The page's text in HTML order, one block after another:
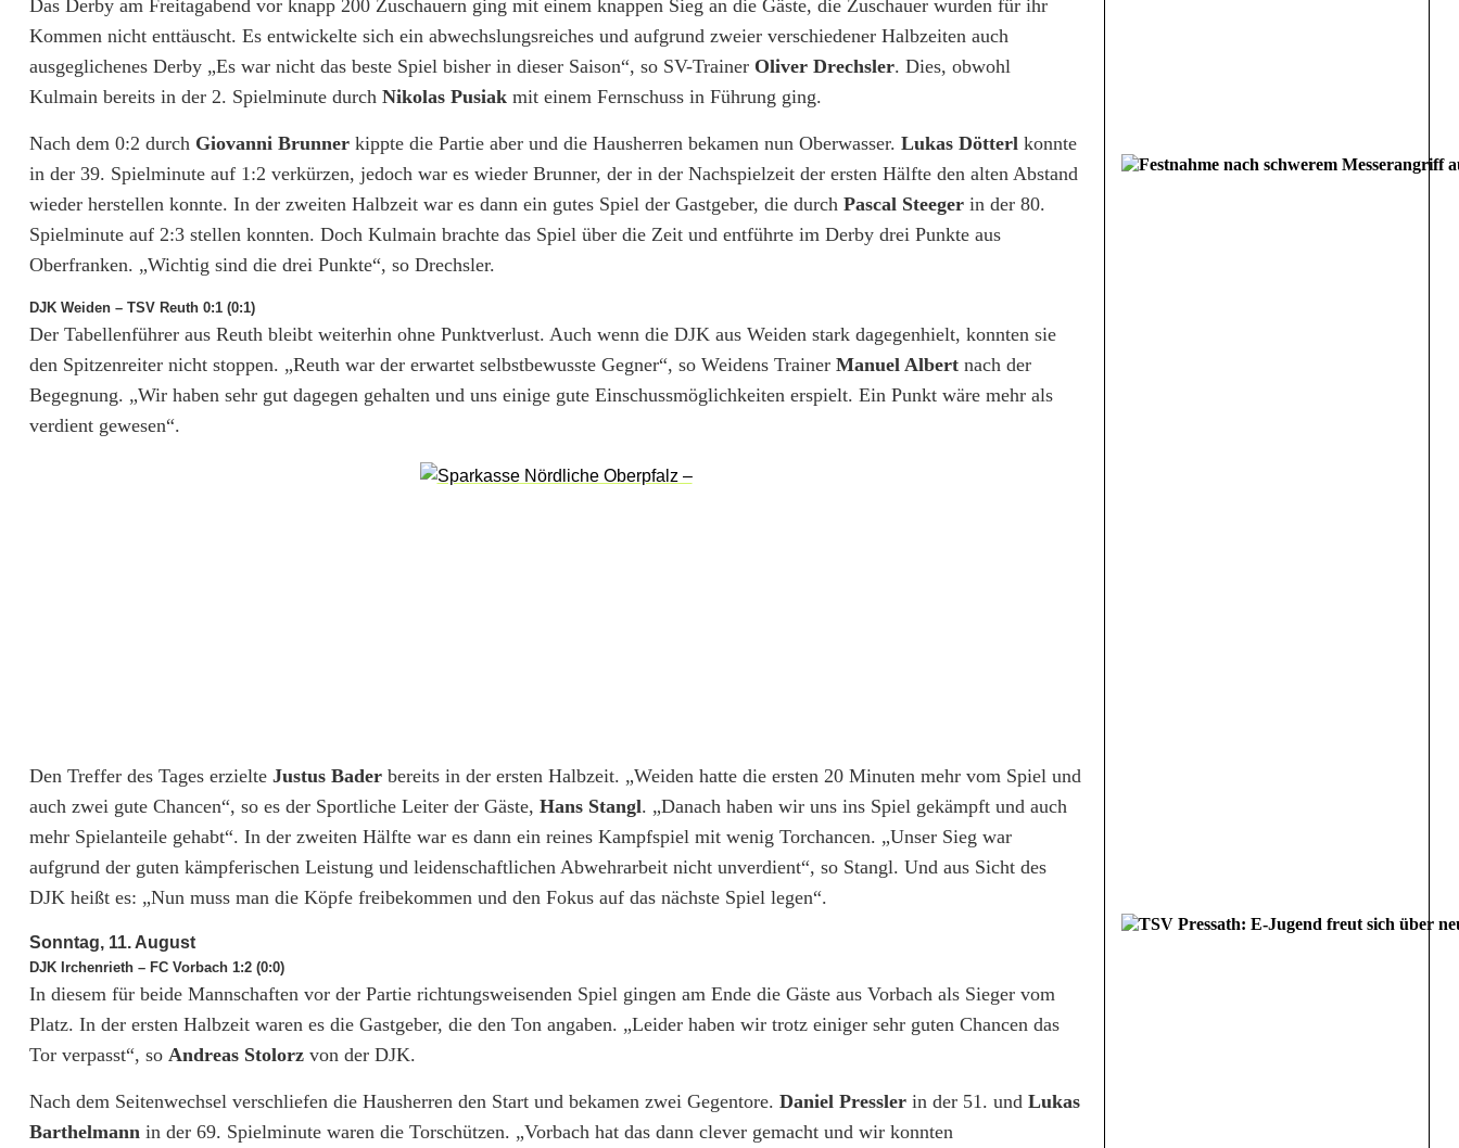
m
m
e
r
s
d
o
r
f
s
t
w
e
S
i
e
e
Das Derby am Freitagabend vor knapp 200 Zuschauern ging mit einem knappen Sieg an die Gäste, die Zuschauer wurden für ihr
Kommen nicht enttäuscht. Es entwickelte sich ein abwechslungsreiches und aufgrund zweier verschiedener Halbzeiten auch
ausgeglichenes Derby „Es war nicht das beste Spiel bisher in dieser Saison“, so SV-Trainer Oliver Drechsler. Dies, obwohl
Kulmain bereits in der 2. Spielminute durch Nikolas Pusiak mit einem Fernschuss in Führung ging.
Nach dem 0:2 durch Giovanni Brunner kippte die Partie aber und die Hausherren bekamen nun Oberwasser. Lukas Dötterl konnte
in der 39. Spielminute auf 1:2 verkürzen, jedoch war es wieder Brunner, der in der Nachspielzeit der ersten Hälfte den alten Abstand
wieder herstellen konnte. In der zweiten Halbzeit war es dann ein gutes Spiel der Gastgeber, die durch Pascal Steeger in der 80.
Spielminute auf 2:3 stellen konnten. Doch Kulmain brachte das Spiel über die Zeit und entführte im Derby drei Punkte aus
Oberfranken. „Wichtig sind die drei Punkte“, so Drechsler.
DJK Weiden – TSV Reuth 0:1 (0:1)
Der Tabellenführer aus Reuth bleibt weiterhin ohne Punktverlust. Auch wenn die DJK aus Weiden stark dagegenhielt, konnten sie
den Spitzenreiter nicht stoppen. „Reuth war der erwartet selbstbewusste Gegner“, so Weidens Trainer Manuel Albert nach der
Begegnung. „Wir haben sehr gut dagegen gehalten und uns einige gute Einschussmöglichkeiten erspielt. Ein Punkt wäre mehr als
verdient gewesen“.
Den Treffer des Tages erzielte Justus Bader bereits in der ersten Halbzeit. „Weiden hatte die ersten 20 Minuten mehr vom Spiel und
auch zwei gute Chancen“, so es der Sportliche Leiter der Gäste, Hans Stangl. „Danach haben wir uns ins Spiel gekämpft und auch
mehr Spielanteile gehabt“. In der zweiten Hälfte war es dann ein reines Kampfspiel mit wenig Torchancen. „Unser Sieg war
aufgrund der guten kämpferischen Leistung und leidenschaftlichen Abwehrarbeit nicht unverdient“, so Stangl. Und aus Sicht des
DJK heißt es: „Nun muss man die Köpfe freibekommen und den Fokus auf das nächste Spiel legen“.
Sonntag, 11. August
DJK Irchenrieth – FC Vorbach 1:2 (0:0)
In diesem für beide Mannschaften vor der Partie richtungsweisenden Spiel gingen am Ende die Gäste aus Vorbach als Sieger vom
Platz. In der ersten Halbzeit waren es die Gastgeber, die den Ton angaben. „Leider haben wir trotz einiger sehr guten Chancen das
Tor verpasst“, so Andreas Stolorz von der DJK.
Nach dem Seitenwechsel verschliefen die Hausherren den Start und bekamen zwei Gegentore. Daniel Pressler in der 51. und Lukas
Barthelmann in der 69. Spielminute waren die Torschützen. „Vorbach hat das dann clever gemacht und wir konnten